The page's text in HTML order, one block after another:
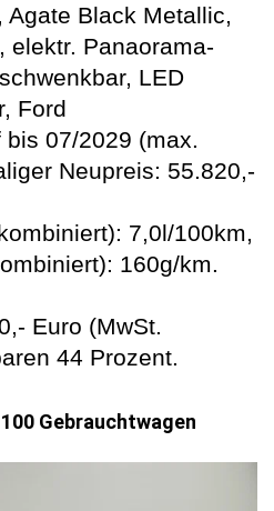
Black Metallic,
elektr. Panaorama-
LED
Ford
07/2029 (max.
Neupreis: 55.820,-
7,0l/100km,
160g/km.
Euro (MwSt.
44 Prozent.
Gebrauchtwagen